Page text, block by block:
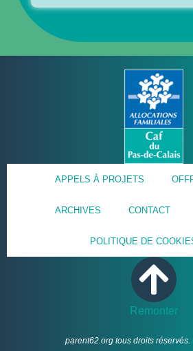
APPELS À PROJETS
ARCHIVES CONTACT
POLITIQUE DE
Remonter
parent62.org tous droits réservés.